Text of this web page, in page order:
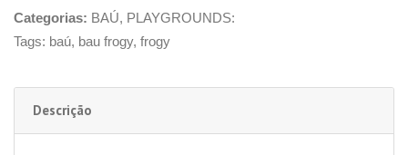
Categorias: BAÚ, PLAYGROUNDS:
Tags: baú, bau frogy, frogy
Descrição